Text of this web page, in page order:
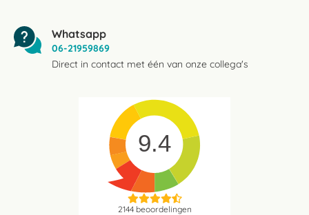
Whatsapp
06-21959869
Direct in contact met één van onze collega's
9.4
2144beoordelingen